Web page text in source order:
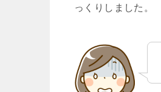
っくりしました。